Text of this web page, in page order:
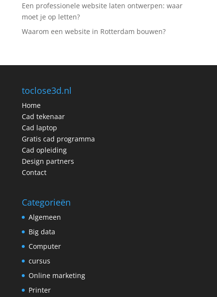
Een professionele website laten ontwerpen: waar
moet je op letten?
Waarom een website in Rotterdam bouwen?
toclose3d.nl
Home
Cad tekenaar
Cad laptop
Gratis cad programma
Cad opleiding
Design partners
Contact
Categorieën
Algemeen
Big data
Computer
cursus
Online marketing
Printer